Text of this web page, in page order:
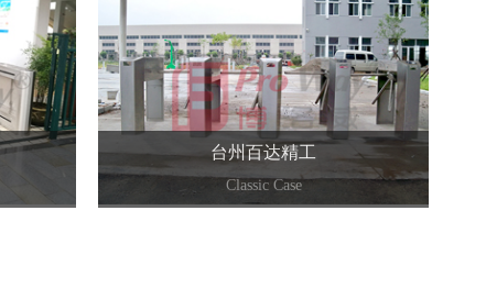
台州百达精工
Classic Case